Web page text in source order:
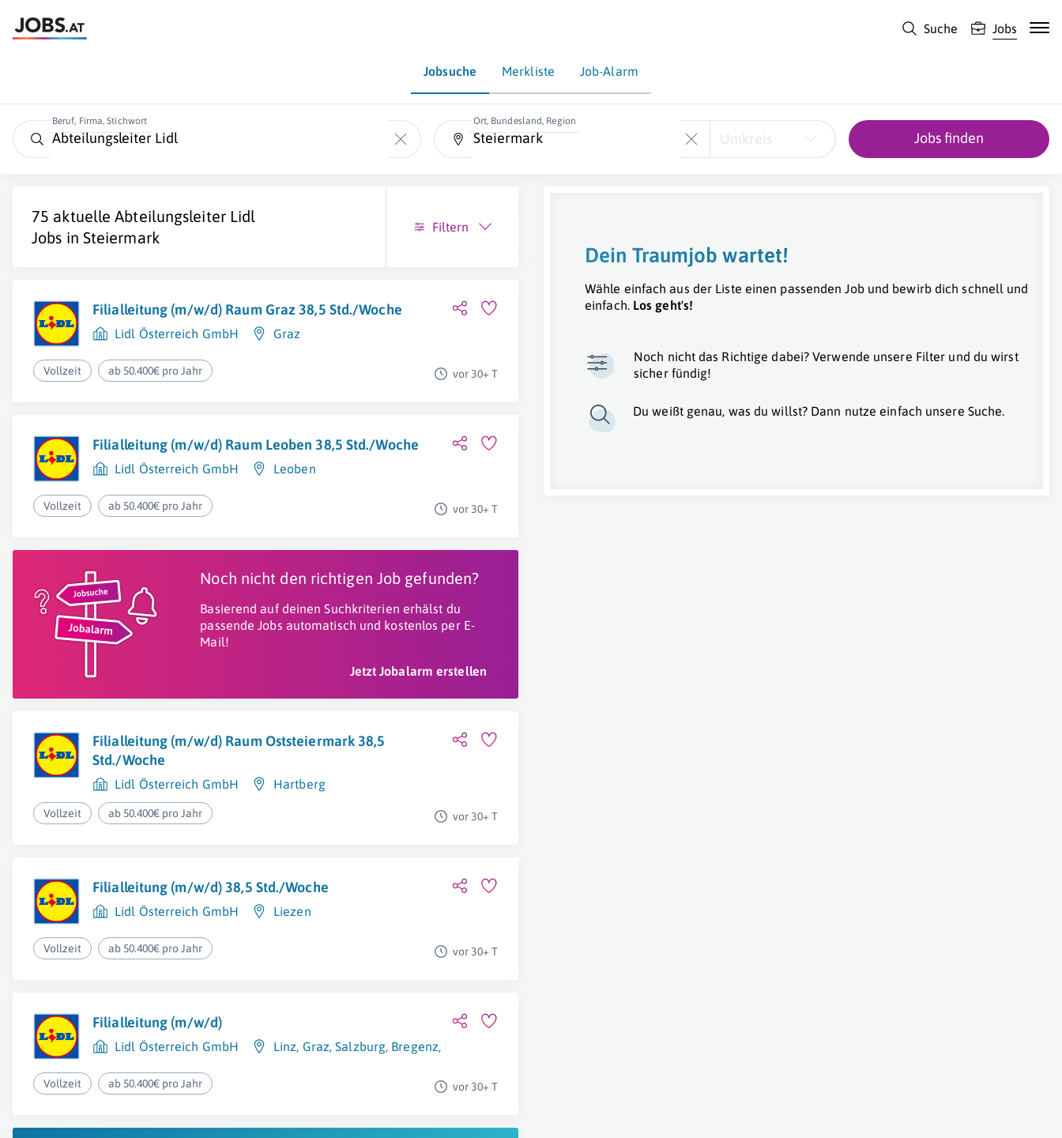
Suche Jobs
Jobsuche Merkliste Job-Alarm
Beruf, Firma, Stichwort Ort, Bundesland, Region
Umkreis Jobs finden
75 aktuelleAbteilungsleiter Lidl
Jobs in Steiermark
Filtern
Filialleitung (m/w/d) Raum Graz 38,5 Std./Woche
Lidl Österreich GmbH Graz
Vollzeit ab 50.400€ pro Jahr vor 30+ T
Filialleitung (m/w/d) Raum Leoben 38,5 Std./Woche
Lidl Österreich GmbH Leoben
Vollzeit ab 50.400€ pro Jahr vor 30+ T
Noch nicht den richtigen Job gefunden?
Basierend auf deinen Suchkriterien erhälst du
passende Jobs automatisch und kostenlos per E-
Mail!
Jetzt Jobalarm erstellen
Filialleitung (m/w/d) Raum Oststeiermark 38,5
Std./Woche
Lidl Österreich GmbH Hartberg
Vollzeit ab 50.400€ pro Jahr vor 30+ T
Filialleitung (m/w/d) 38,5 Std./Woche
Lidl Österreich GmbH Liezen
Vollzeit ab 50.400€ pro Jahr vor 30+ T
Filialleitung (m/w/d)
Lidl Österreich GmbH Linz, Graz,Salzburg, Bregenz,
Vollzeit ab 50.400€ pro Jahr vor 30+ T
Dein Traumjob wartet!
Wähle einfach aus der Liste einen passenden Job und bewirb dich schnell und
einfach. Los geht's!
Noch nicht das Richtige dabei? Verwende unsere Filter und du wirst
sicher fündig!
Du weißt genau, was du willst? Dann nutze einfach unsere Suche.